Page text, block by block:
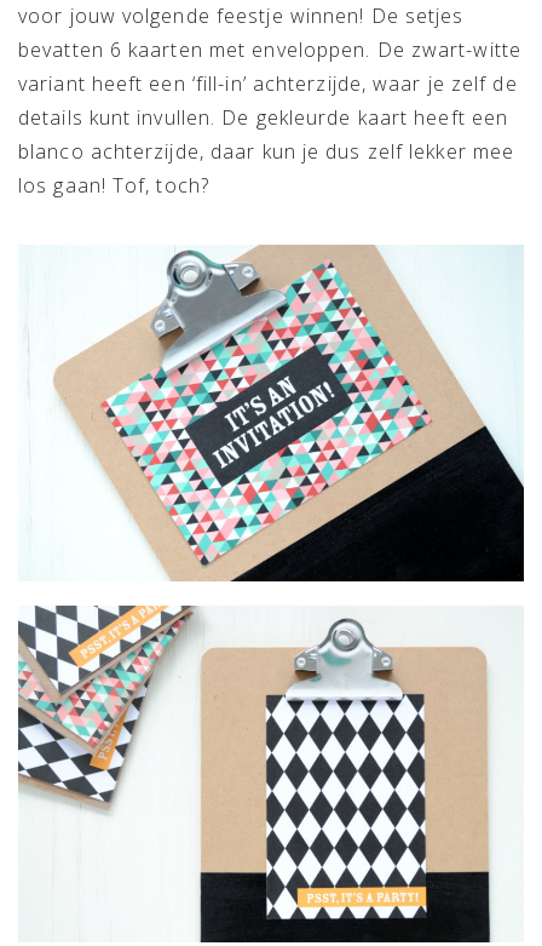
voor jouw volgende feestje winnen! De setjes
bevatten 6 kaarten met enveloppen. De zwart-witte
variant heeft een ‘fill-in’ achterzijde, waar je zelf de
details kunt invullen. De gekleurde kaart heeft een
blanco achterzijde, daar kun je dus zelf lekker mee
los gaan! Tof, toch?